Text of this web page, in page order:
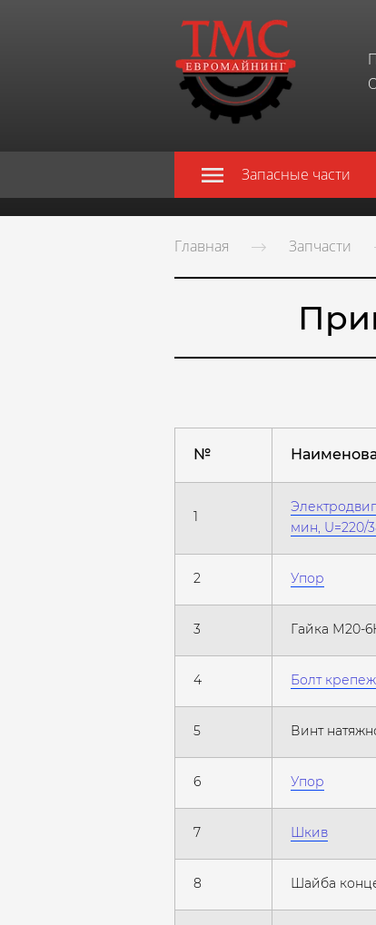
Запасные части
Главная Запчасти
№
1
мин, U=220/
2 Упор
3 Гайка М20-
4 Болт
5 Винт
6 Упор
7 Шкив
8 Шайба